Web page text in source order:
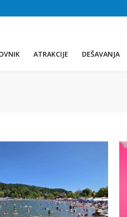
ATRAKCIJE DEŠAVANJA